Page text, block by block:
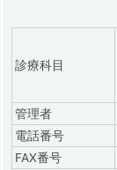
診療科目
管理者
電話番号
FAX番号